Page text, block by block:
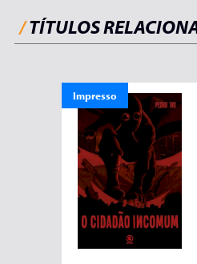
/TÍTULOS
Impresso